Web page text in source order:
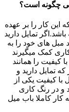
چگونه است؟
کار را بر عهده
تمایل دارید
مبل های خود را به
کمک میگیرند
کیفیت را همانند
تمایل دارید و
با کیفیت یکی از
و در رنگ کاری
کار کاملا باب میل